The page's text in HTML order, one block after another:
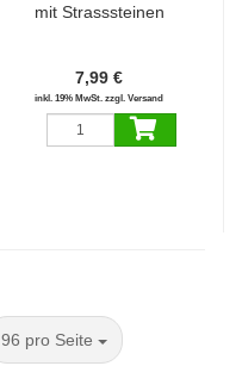
mit Strasssteinen
7,99 €
inkl. 19% MwSt. zzgl. Versand
96 pro Seite
pro Seite